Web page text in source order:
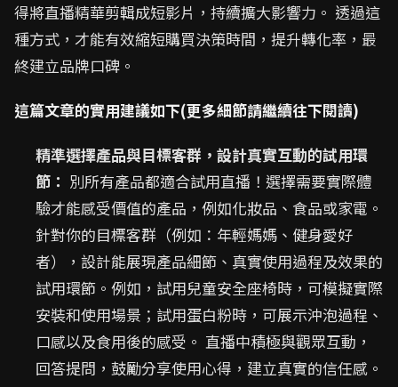
得將直播精華剪輯成短影片，持續擴大影響力。 透過這
種方式，才能有效縮短購買決策時間，提升轉化率，最
終建立品牌口碑。
這篇文章的實用建議如下(更多細節請繼續往下閱讀)
精準選擇產品與目標客群，設計真實互動的試用環
節： 別所有產品都適合試用直播！選擇需要實際體
驗才能感受價值的產品，例如化妝品、食品或家電。
針對你的目標客群（例如：年輕媽媽、健身愛好
者），設計能展現產品細節、真實使用過程及效果的
試用環節。例如，試用兒童安全座椅時，可模擬實際
安裝和使用場景；試用蛋白粉時，可展示沖泡過程、
口感以及食用後的感受。 直播中積極與觀眾互動，
回答提問，鼓勵分享使用心得，建立真實的信任感。